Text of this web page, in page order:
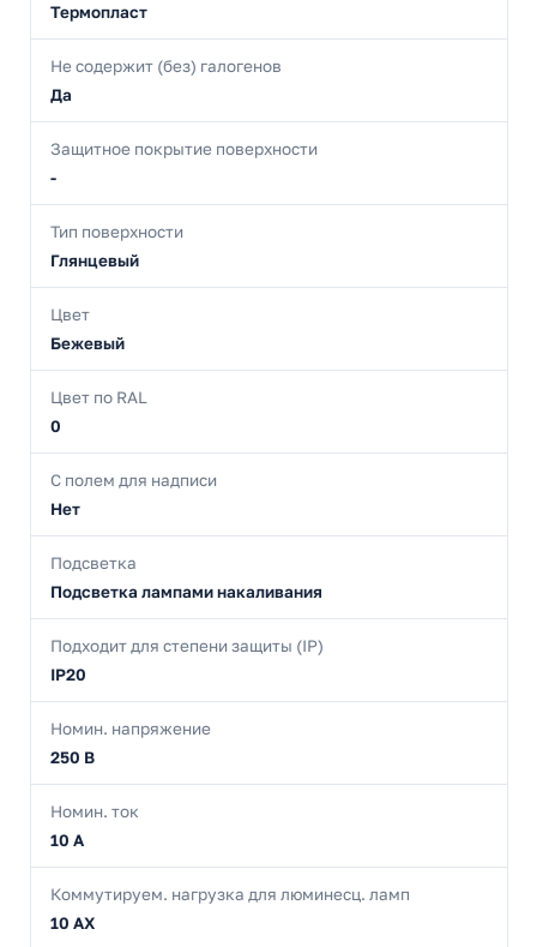
Термопласт
Не содержит (без) галогенов
Да
Защитное покрытие поверхности
-
Тип поверхности
Глянцевый
Цвет
Бежевый
Цвет по RAL
0
С полем для надписи
Нет
Подсветка
Подсветка лампами накаливания
Подходит для степени защиты (IP)
IP20
Номин. напряжение
250 В
Номин. ток
10 А
Коммутируем. нагрузка для люминесц. ламп
10 AX